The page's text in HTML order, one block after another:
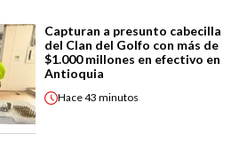
Capturan a presunto cabecilla
del Clan del Golfo con más de
$1.000 millones en efectivo en
Antioquia
Hace43 minutos